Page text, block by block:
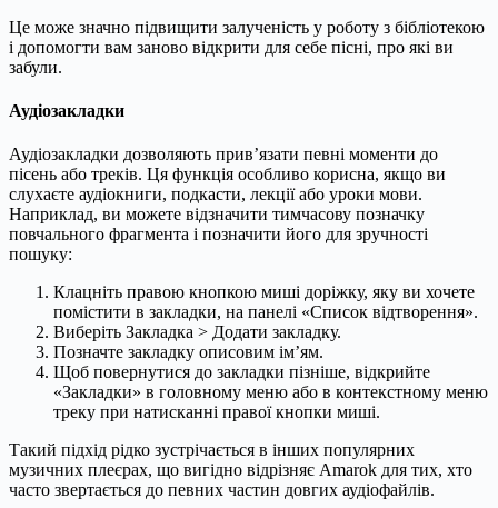
Це може значно підвищити залученість у роботу з бібліотекою
і допомогти вам заново відкрити для себе пісні, про які ви
забули.
Аудіозакладки
Аудіозакладки дозволяють прив’язати певні моменти до
пісень або треків. Ця функція особливо корисна, якщо ви
слухаєте аудіокниги, подкасти, лекції або уроки мови.
Наприклад, ви можете відзначити тимчасову позначку
повчального фрагмента і позначити його для зручності
пошуку:
Клацніть правою кнопкою миші доріжку, яку ви хочете
помістити в закладки, на панелі «Список відтворення».
Виберіть Закладка > Додати закладку.
Позначте закладку описовим ім’ям.
Щоб повернутися до закладки пізніше, відкрийте
«Закладки» в головному меню або в контекстному меню
треку при натисканні правої кнопки миші.
Такий підхід рідко зустрічається в інших популярних
музичних плеєрах, що вигідно відрізняє Amarok для тих, хто
часто звертається до певних частин довгих аудіофайлів.